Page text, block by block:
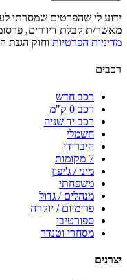
ידוע לי שהפרטים שמסרתי
מאשר/ת קבלת דיוורים,
מדיניות הפרטיות וחוק הגנת
רכבים
רכב חדש
רכב 0 ק"מ
רכב יד שניה
חשמלי
היברידי
7 מקומות
מיני / ג'יפון
משפחתי
מנהלים / גדול
פרימיום / יוקרה
ספורטיבי
מסחרי וטנדר
יצרנים